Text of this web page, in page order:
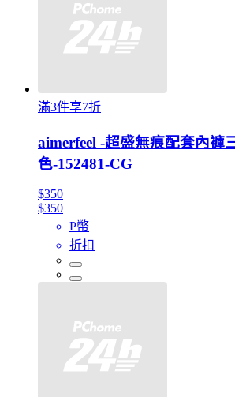
滿3件享7折
aimerfeel -超盛無痕配套內褲
色-152481-CG
$350
$350
P幣
折扣